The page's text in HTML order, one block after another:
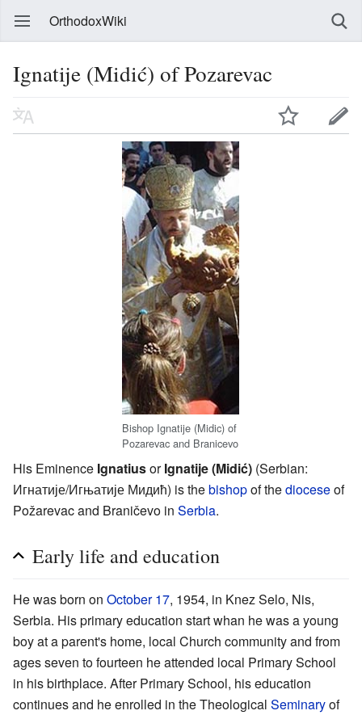
OrthodoxWiki
Ignatije (Midić) of Pozarevac
Bishop Ignatije (Midic) of
Pozarevac and Branicevo
His Eminence IgnatiusorIgnatije (Midić) (Serbian:
Игнатије/Игњатије Мидић) is thebishopof thedioceseof
Požarevac and Braničevo in Serbia.
Early life and education
He was born on October 17, 1954, in Knez Selo, Nis,
Serbia. His primary education start whan he was a young
boy at a parent's home, local Church community and from
ages seven to fourteen he attended local Primary School
in his birthplace. After Primary School, his education
continues and he enrolled in the Theological Seminaryof